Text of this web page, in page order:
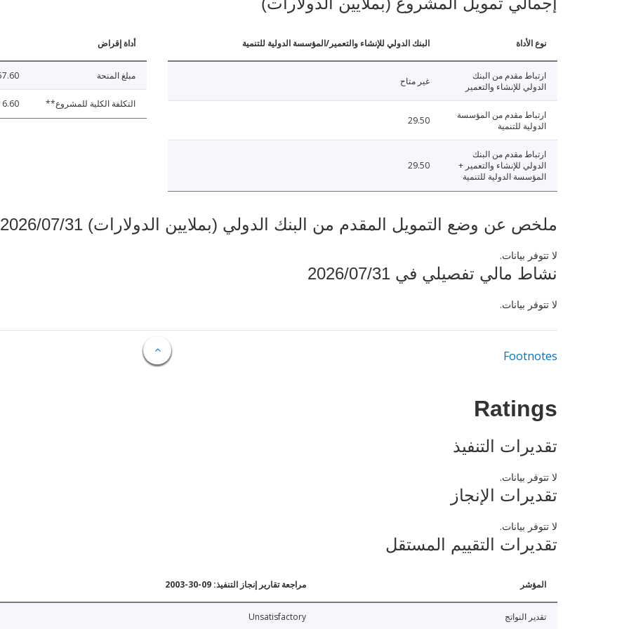
نوع الأداة البنك الدولي للإنشاء والتعمير/المؤسسة الدولية للتنمية
ارتباط مقدم من البنك
الدولي للإنشاء والتعمير
غير متاح
ارتباط مقدم من المؤسسة
الدولية للتنمية
29.50
ارتباط مقدم من البنك
الدولي للإنشاء والتعمير +
المؤسسة الدولية للتنمية
29.50
أداة إقراض
مبلغ المنحة
التكلفة الكلية للمشروع**
ملخص عن وضع التمويل المقدم من البنك الدولي (بملايين الدولارات) 2026/07/31
لا تتوفر بيانات.
نشاط مالي تفصيلي في 2026/07/31
لا تتوفر بيانات.
Footnotes
Ratings
تقديرات التنفيذ
لا تتوفر بيانات.
تقديرات الإنجاز
لا تتوفر بيانات.
تقديرات التقييم المستقل
المؤشر مراجعة تقارير إنجاز التنفيذ: 09-30-2003
تقدير النواتج Unsatisfactory